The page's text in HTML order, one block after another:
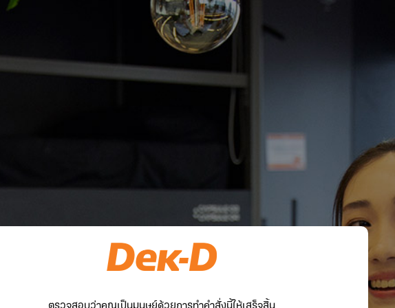
ตรวจสอบว่าคุณเป็นมนุษย์ด้วยการทำคำสั่งนี้ให้เสร็จสิ้น